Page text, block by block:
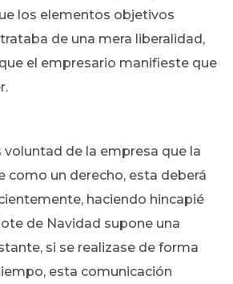
los elementos objetivos
de una mera liberalidad,
el empresario manifieste que
voluntad de la empresa que la
como un derecho, esta deberá
haciendo hincapié
de Navidad supone una
si se realizase de forma
esta comunicación